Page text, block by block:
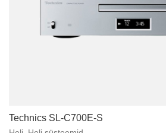
Technics SL-C700E-S